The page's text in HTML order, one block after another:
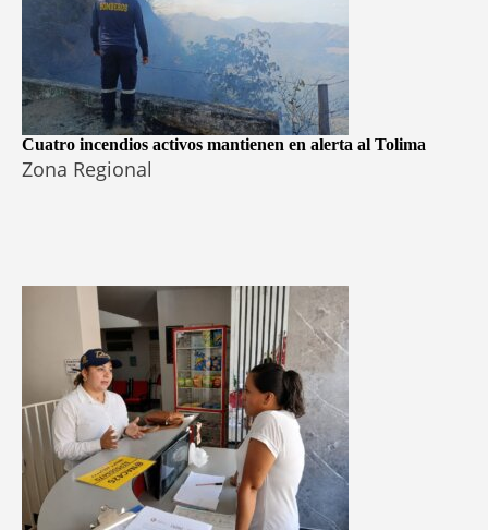
Cuatro incendios activos mantienen en alerta al Tolima
Zona Regional